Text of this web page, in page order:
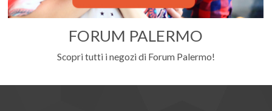
FORUM PALERMO
Scopri tutti i negozi di Forum Palermo!